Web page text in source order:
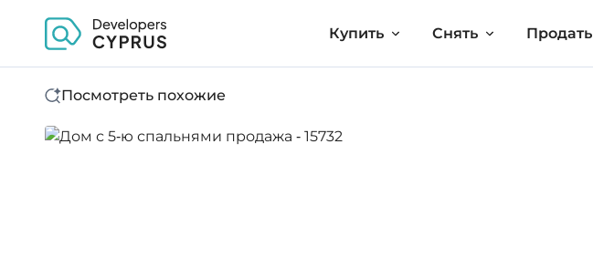
Купить Снять Продать
Посмотреть похожие